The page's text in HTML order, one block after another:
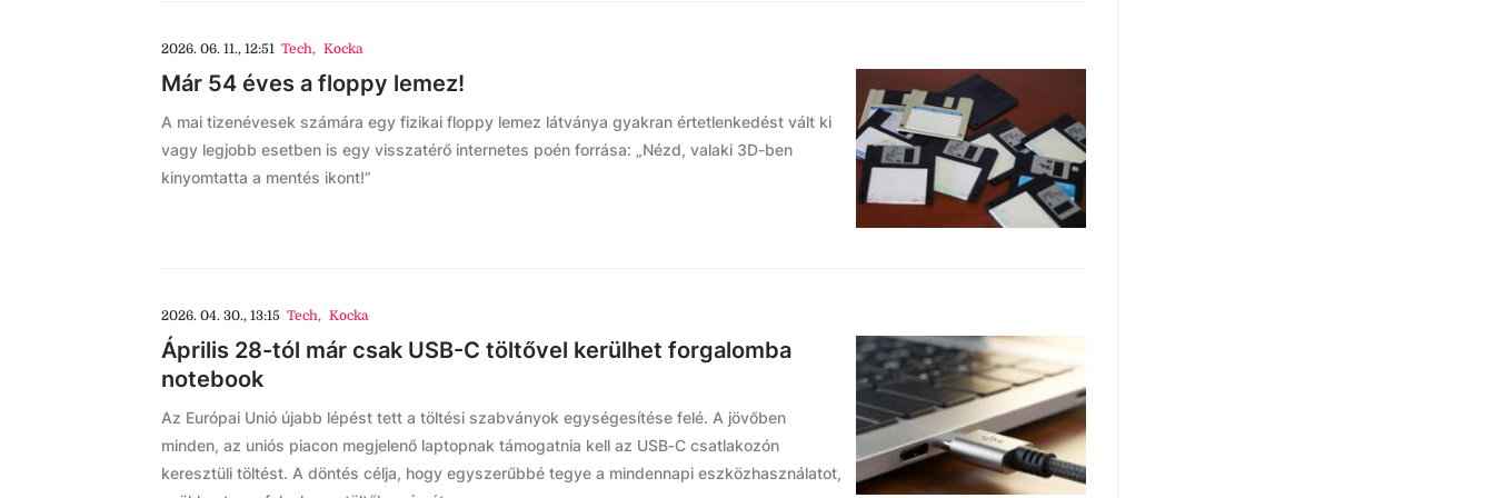
2026. 06. 11., 12:51 Tech, Kocka
Már 54 éves a floppy lemez!
A mai tizenévesek számára egy fizikai floppy lemez látványa gyakran értetlenkedést vált ki
vagy legjobb esetben is egy visszatérő internetes poén forrása: „Nézd, valaki 3D-ben
kinyomtatta a mentés ikont!”
2026. 04. 30., 13:15 Tech, Kocka
Április 28-tól már csak USB-C töltővel kerülhet forgalomba
notebook
Az Európai Unió újabb lépést tett a töltési szabványok egységesítése felé. A jövőben
minden, az uniós piacon megjelenő laptopnak támogatnia kell az USB‑C csatlakozón
keresztüli töltést. A döntés célja, hogy egyszerűbbé tegye a mindennapi eszközhasználatot,